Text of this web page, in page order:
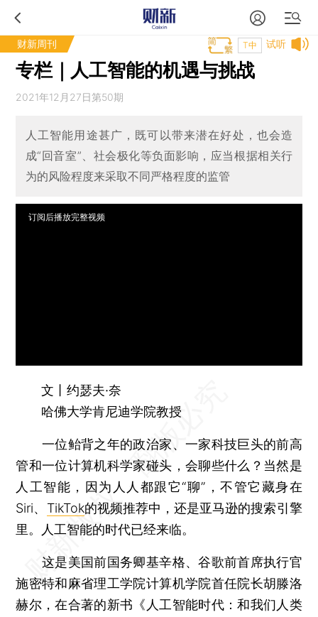
财新周刊 试听
T中
专栏｜人工智能的机遇与挑战
2021年12月27日第50期
人工智能用途甚广，既可以带来潜在好处，也会造
成“回音室”、社会极化等负面影响，应当根据相关行
为的风险程度来采取不同严格程度的监管
订阅后播放完整视频
文丨约瑟夫·奈
哈佛大学肯尼迪学院教授
一位鲐背之年的政治家、一家科技巨头的前高
管和一位计算机科学家碰头，会聊些什么？当然是
人工智能，因为人人都跟它“聊”，不管它藏身在
Siri、 TikTok的视频推荐中，还是亚马逊的搜索引擎
里。人工智能的时代已经来临。
这是美国前国务卿基辛格、谷歌前首席执行官
施密特和麻省理工学院计算机学院首任院长胡滕洛
赫尔，在合著的新书《人工智能时代：和我们人类